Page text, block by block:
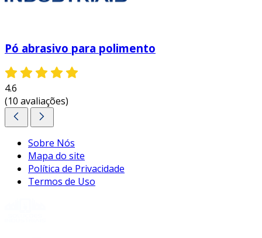
Pó abrasivo para polimento
4.6
(10 avaliações)
Sobre Nós
Mapa do site
Política de Privacidade
Termos de Uso